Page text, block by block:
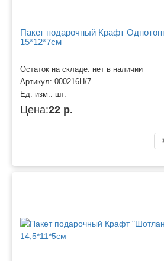
Пакет подарочный Крафт
15*12*7см
Остаток на складе: нет в наличии
Артикул: 000216H/7
Ед. изм.: шт.
Цена:22 р.